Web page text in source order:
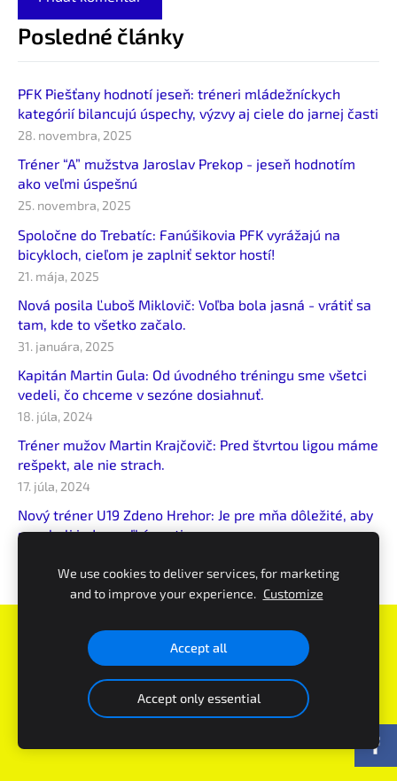
Posledné články
PFK Piešťany hodnotí jeseň: tréneri mládežníckych
kategórií bilancujú úspechy, výzvy aj ciele do jarnej časti
28. novembra, 2025
Tréner “A” mužstva Jaroslav Prekop - jeseň hodnotím
ako veľmi úspešnú
25. novembra, 2025
Spoločne do Trebatíc: Fanúšikovia PFK vyrážajú na
bicykloch, cieľom je zaplniť sektor hostí!
21. mája, 2025
Nová posila Ľuboš Miklovič: Voľba bola jasná - vrátiť sa
tam, kde to všetko začalo.
31. januára, 2025
Kapitán Martin Gula: Od úvodného tréningu sme všetci
vedeli, čo chceme v sezóne dosiahnuť.
18. júla, 2024
Tréner mužov Martin Krajčovič: Pred štvrtou ligou máme
rešpekt, ale nie strach.
17. júla, 2024
Nový tréner U19 Zdeno Hrehor: Je pre mňa dôležité, aby
sme boli jedna veľká partia
PFK Piešťany© - všetky práva vyhradené
We use cookies to deliver services, for marketing
and to improve your experience. Customize
Accept all
Accept only essential